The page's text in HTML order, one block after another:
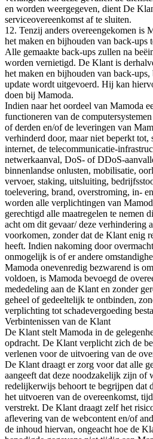
en worden weergegeven, dient De
serviceovereenkomst af te sluiten.
12. Tenzij anders overeengekomen is
het maken en bijhouden van back-ups
Alle gemaakte back-ups zullen na
worden vernietigd. De Klant is
het maken en bijhouden van back-
update wordt uitgevoerd. Hij kan
doen bij Mamoda.
Indien naar het oordeel van Mamoda
functioneren van de
of derden en/of de leveringen van
verhinderd door, maar niet beperkt
internet, de telecommunicatie-
netwerkaanval, DoS- of DDoS-
binnenlandse onlusten, mobilisatie,
vervoer, staking, uitsluiting,
toelevering, brand, overstroming, in-
worden alle verplichtingen van
gerechtigd alle maatregelen te nemen
acht om dit gevaar/ deze verhindering
voorkomen, zonder dat de Klant enig
heeft. Indien nakoming door
onmogelijk is of er andere
Mamoda onevenredig bezwarend is
voldoen, is Mamoda bevoegd de
mededeling aan de Klant en zonder
geheel of gedeeltelijk te ontbinden,
verplichting tot schadevergoeding
Verbintenissen van de Klant
De Klant stelt Mamoda in de
opdracht. De Klant verplicht zich de
verlenen voor de uitvoering van de
De Klant draagt er zorg voor dat alle
aangeeft dat deze noodzakelijk zijn of
redelijkerwijs behoort te begrijpen dat
het uitvoeren van de overeenkomst,
verstrekt. De Klant draagt zelf het
aflevering van de webcontent en/of
de inhoud hiervan, ongeacht hoe de